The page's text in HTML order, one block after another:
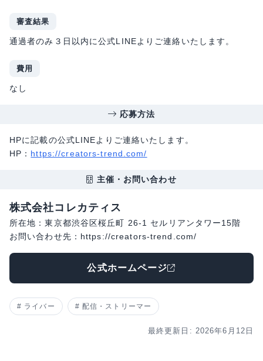
審査結果
通過者のみ３日以内に公式LINEよりご連絡いたします。
費用
なし
応募方法
HPに記載の公式LINEよりご連絡いたします。
HP： https://creators-trend.com/
主催・お問い合わせ
株式会社コレカティス
所在地：東京都渋谷区桜丘町 26-1 セルリアンタワー15階
お問い合わせ先：https://creators-trend.com/
公式ホームページ
ライバー 配信・ストリーマー
最終更新日: 2026年6月12日